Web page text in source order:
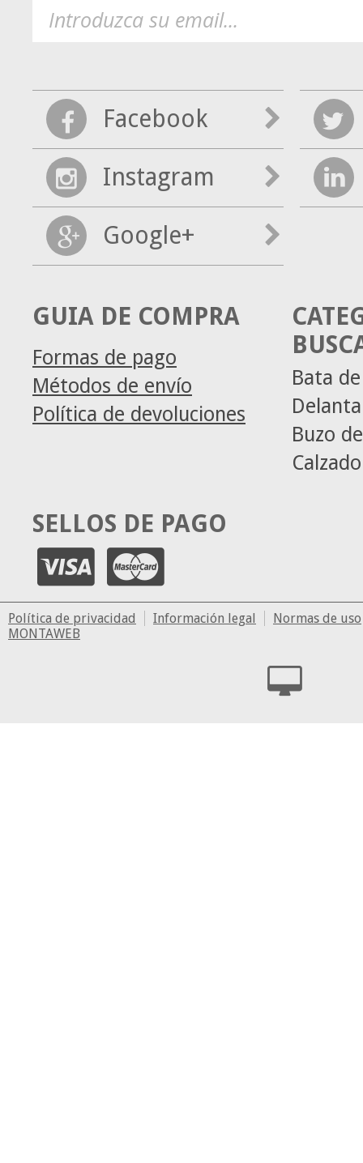
Facebook
Instagram
Google+
GUIA DE COMPRA
Formas de pago
Métodos de envío
Política de devoluciones
Bata
Buzo
SELLOS DE PAGO
Política de privacidad Información legal
Normas de uso
MONTAWEB